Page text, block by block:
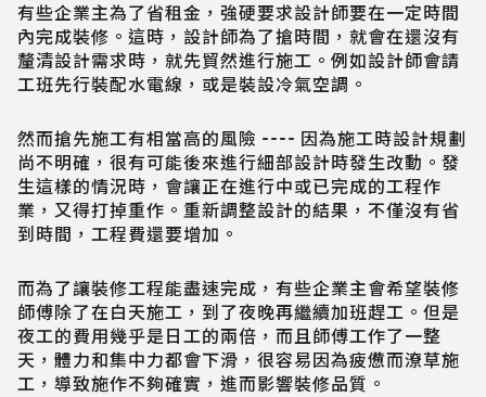
有些企業主為了省租金，強硬要求設計師要在一定時間
內完成裝修。這時，設計師為了搶時間，就會在還沒有
釐清設計需求時，就先貿然進行施工。例如設計師會請
工班先行裝配水電線，或是裝設冷氣空調。
然而搶先施工有相當高的風險 ---- 因為施工時設計規劃
尚不明確，很有可能後來進行細部設計時發生改動。發
生這樣的情況時，會讓正在進行中或已完成的工程作
業，又得打掉重作。重新調整設計的結果，不僅沒有省
到時間，工程費還要增加。
而為了讓裝修工程能盡速完成，有些企業主會希望裝修
師傅除了在白天施工，到了夜晚再繼續加班趕工。但是
夜工的費用幾乎是日工的兩倍，而且師傅工作了一整
天，體力和集中力都會下滑，很容易因為疲憊而潦草施
工，導致施作不夠確實，進而影響裝修品質。